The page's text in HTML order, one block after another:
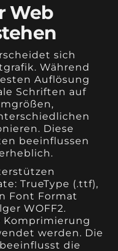
Web
sich
Während
Auflösung
Schriften auf
Diese
beeinflussen
TrueType (.ttf),
Font Format
WOFF2.
werden. Die
die